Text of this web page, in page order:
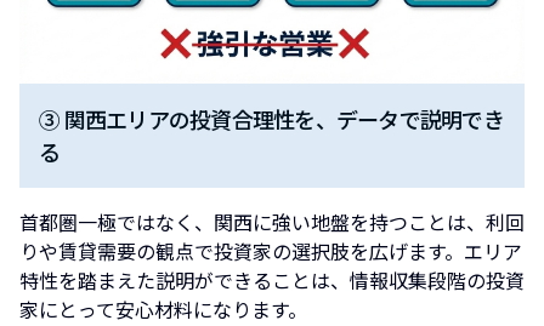
③ 関西エリアの投資合理性を、データで説明でき
る
首都圏一極ではなく、関西に強い地盤を持つことは、利回
りや賃貸需要の観点で投資家の選択肢を広げます。エリア
特性を踏まえた説明ができることは、情報収集段階の投資
家にとって安心材料になります。